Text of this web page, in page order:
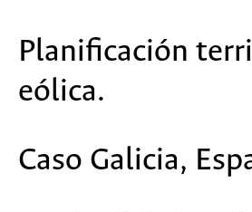
Planificación
eólica.
Caso Galicia,